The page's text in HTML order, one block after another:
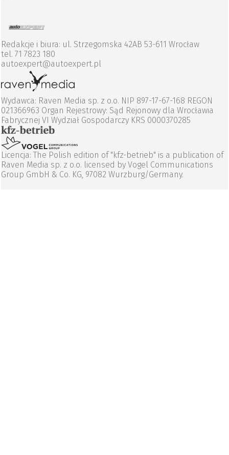
Redakcje i biura: ul. Strzegomska 42AB 53-611 Wrocław
tel. 71 7823 180
autoexpert@autoexpert.pl
Wydawca: Raven Media sp. z o.o. NIP 897-17-67-168 REGON
021366963 Organ Rejestrowy: Sąd Rejonowy dla Wrocławia
Fabrycznej VI Wydział Gospodarczy KRS 0000370285
Licencja: The Polish edition of "kfz-betrieb" is a publication of
Raven Media sp. z o.o. licensed by Vogel Communications
Group GmbH & Co. KG, 97082 Wurzburg/Germany.